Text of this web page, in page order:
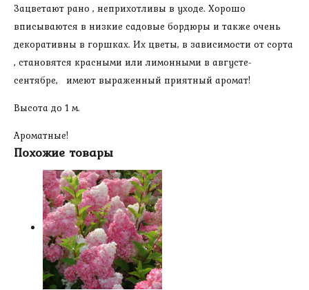
Зацветают рано , неприхотливы в уходе. Хорошо
вписываются в низкие садовые бордюры и также очень
декоративны в горшках. Их цветы, в зависимости от сорта
, становятся красными или лимонными в августе-
сентябре, имеют выраженный приятный аромат!
Высота до 1 м.
Ароматные!
Похожие товары